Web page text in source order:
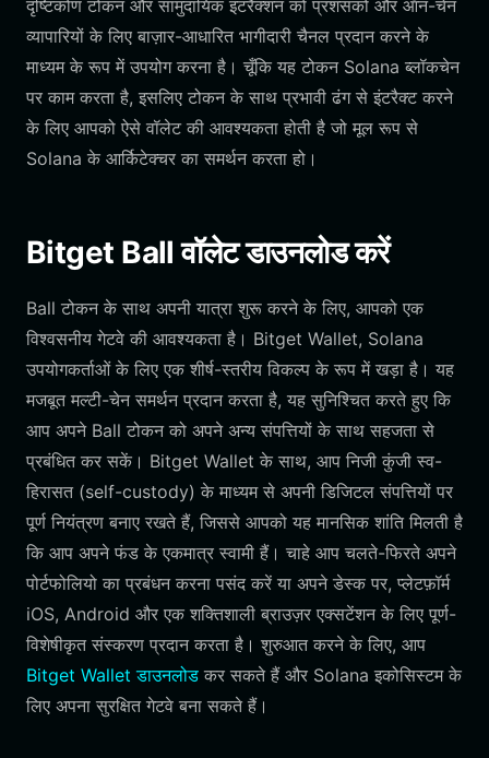
दृष्टिकोण टोकन और सामुदायिक इंटरैक्शन को प्रशंसकों और ऑन-चेन
व्यापारियों के लिए बाज़ार-आधारित भागीदारी चैनल प्रदान करने के
माध्यम के रूप में उपयोग करना है। चूँकि यह टोकन Solana ब्लॉकचेन
पर काम करता है, इसलिए टोकन के साथ प्रभावी ढंग से इंटरैक्ट करने
के लिए आपको ऐसे वॉलेट की आवश्यकता होती है जो मूल रूप से
Solana के आर्किटेक्चर का समर्थन करता हो।
Bitget Ball वॉलेट डाउनलोड करें
Ball टोकन के साथ अपनी यात्रा शुरू करने के लिए, आपको एक
विश्वसनीय गेटवे की आवश्यकता है। Bitget Wallet, Solana
उपयोगकर्ताओं के लिए एक शीर्ष-स्तरीय विकल्प के रूप में खड़ा है। यह
मजबूत मल्टी-चेन समर्थन प्रदान करता है, यह सुनिश्चित करते हुए कि
आप अपने Ball टोकन को अपने अन्य संपत्तियों के साथ सहजता से
प्रबंधित कर सकें। Bitget Wallet के साथ, आप निजी कुंजी स्व-
हिरासत (self-custody) के माध्यम से अपनी डिजिटल संपत्तियों पर
पूर्ण नियंत्रण बनाए रखते हैं, जिससे आपको यह मानसिक शांति मिलती है
कि आप अपने फंड के एकमात्र स्वामी हैं। चाहे आप चलते-फिरते अपने
पोर्टफोलियो का प्रबंधन करना पसंद करें या अपने डेस्क पर, प्लेटफ़ॉर्म
iOS, Android और एक शक्तिशाली ब्राउज़र एक्सटेंशन के लिए पूर्ण-
विशेषीकृत संस्करण प्रदान करता है। शुरुआत करने के लिए, आप
Bitget Wallet डाउनलोड कर सकते हैं और Solana इकोसिस्टम के
लिए अपना सुरक्षित गेटवे बना सकते हैं।